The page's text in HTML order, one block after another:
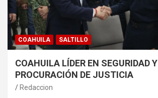
COAHUILA SALTILLO
COAHUILA LÍDER EN SEGURIDAD Y
PROCURACIÓN DE JUSTICIA
Redaccion